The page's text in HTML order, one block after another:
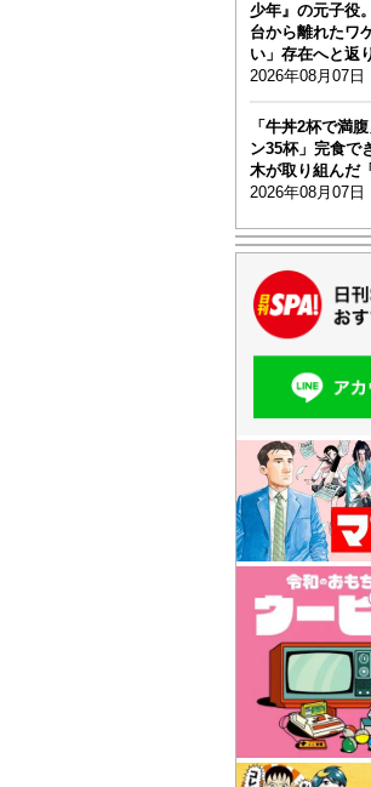
少年』の元子役
台から離れたワ
い」存在へと返
2026年08月07日
「牛丼2杯で満
ン35杯」完食で
木が取り組んだ
2026年08月07日